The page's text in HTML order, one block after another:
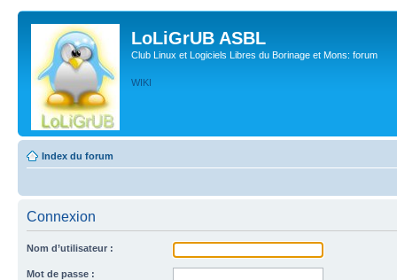
LoLiGrUB ASBL
Club Linux et Logiciels Libres du Borinage et Mons: forum
WIKI
Index du forum
Connexion
Nom d’utilisateur :
Mot de passe :